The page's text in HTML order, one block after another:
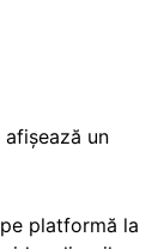
un
pe platformă la